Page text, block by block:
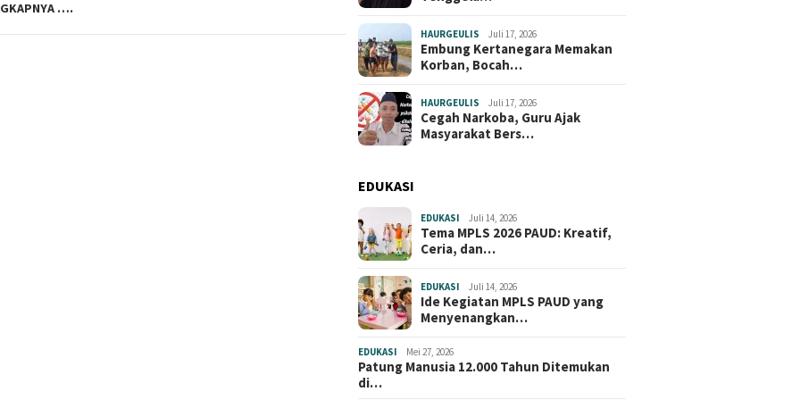
….
HAURGEULIS Juli 17, 2026
Embung Kertanegara Memakan
Korban, Bocah…
HAURGEULIS Juli 17, 2026
Cegah Narkoba, Guru Ajak
Masyarakat Bers…
EDUKASI
EDUKASI Juli 14, 2026
Tema MPLS 2026 PAUD: Kreatif,
Ceria, dan…
EDUKASI Juli 14, 2026
Ide Kegiatan MPLS PAUD yang
Menyenangkan…
EDUKASI Mei 27, 2026
Patung Manusia 12.000 Tahun Ditemukan
di…